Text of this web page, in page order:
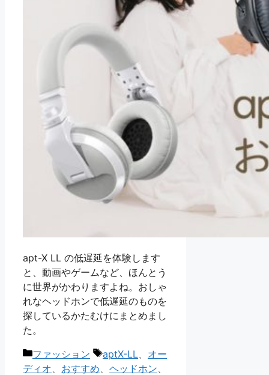
apt-X LL の低遅延を体験します
と、動画やゲームなど、ほんとう
に世界がかわりますよね。おしゃ
れなヘッドホンで低遅延のものを
探しているかたむけにまとめまし
た。
カ
テ
ファッション
タ
グ
aptX-LL
オー
ディオ
おすすめ ヘッドホン